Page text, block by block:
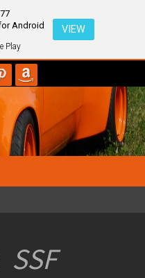
Android
Play
VIEW
SSF